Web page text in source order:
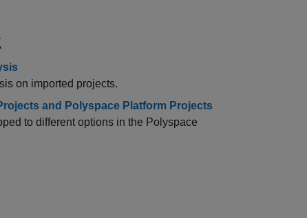
on imported projects.
and Polyspace Platform Projects
to different options in the Polyspace